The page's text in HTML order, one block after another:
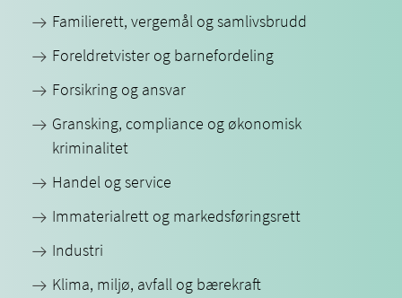
Familierett, vergemål og samlivsbrudd
Foreldretvister og barnefordeling
Forsikring og ansvar
Gransking, compliance og økonomisk
kriminalitet
Handel og service
Immaterialrett og markedsføringsrett
Industri
Klima, miljø, avfall og bærekraft